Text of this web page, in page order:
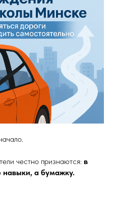
честно признаются: в
навыки, а бумажку.